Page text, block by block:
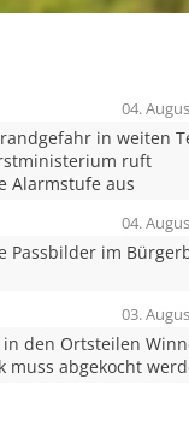
04.
in weiten
ruft
Alarmstufe aus
04.
Passbilder im
03.
den Ortsteilen
muss abgekocht